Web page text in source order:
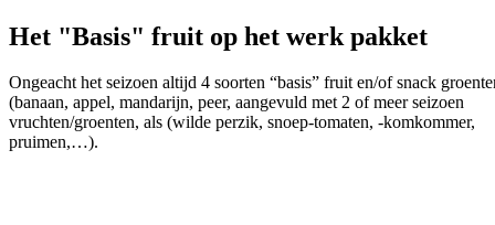
Het "Basis" fruit op het werk pakket
Ongeacht het seizoen altijd 4 soorten “basis” fruit en/of snack
(banaan, appel, mandarijn, peer, aangevuld met 2 of meer seizoen
vruchten/groenten, als (wilde perzik, snoep-tomaten, -komkommer,
pruimen,…).